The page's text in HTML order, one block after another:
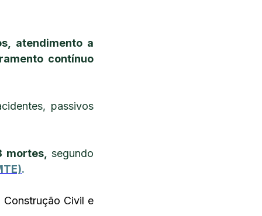
atendimento a
contínuo
passivos
mortes,
segundo
.
Civil e